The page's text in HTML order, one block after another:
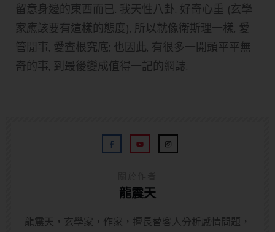
留意身邊的東西而已. 我天性八卦, 好奇心重 (玄學
家應該要有這樣的態度), 所以就像衛斯理一樣, 愛
管閒事, 愛查根究底; 也因此, 有很多一開頭平平無
奇的事, 到最後變成值得一記的網誌.
龍震天
龍震天，玄學家，作家，擅長替客人分析感情問題，